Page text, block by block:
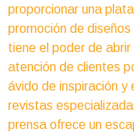
proporcionar una
promoción de
tiene el poder de
atención de clientes
ávido de inspiración y
revistas
prensa ofrece un